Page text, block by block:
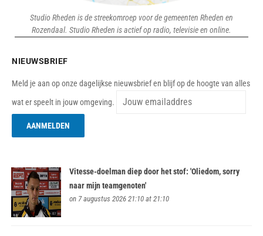
Studio Rheden is de streekomroep voor de gemeenten Rheden en
Rozendaal. Studio Rheden is actief op radio, televisie en online.
NIEUWSBRIEF
Meld je aan op onze dagelijkse nieuwsbrief en blijf op de hoogte van alles
wat er speelt in jouw omgeving.
Vitesse-doelman diep door het stof: 'Oliedom, sorry
naar mijn teamgenoten'
on 7 augustus 2026 21:10 at 21:10